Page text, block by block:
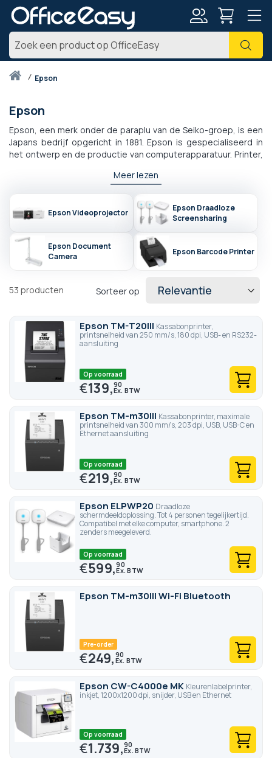
Zoek
Thuisepson
Epson
Epson, een merk onder de paraplu van de Seiko-groep, is een
Japans bedrijf opgericht in 1881. Epson is gespecialiseerd in
het ontwerp en de productie van computerapparatuur. Printer,
scala aan producten voor alle professionals die op zoek zijn
verschillende activiteitensectoren, zoals de industrie, het
onderwijs of het bedrijfsleven, en heeft een mondiale invloed.
Dankzij zijn innovatie is het marktleider geworden in
verschillende categorieën. Onder al zijn successen kunnen we
bijvoorbeeld zijn rol als 's werelds grootste fabrikant van
projectoren noemen.
Meer lezen
Epson Videoprojector
Epson Draadloze
Screensharing
Epson Document
Camera
Epson Barcode Printer
53 producten Sorteer op
Epson TM-T20III Kassabonprinter,
printsnelheid van 250 mm/s, 180 dpi, USB- en RS232-
aansluiting
Op voorraad
€139,90
Epson TM-m30III Kassabonprinter, maximale
printsnelheid van 300 mm/s, 203 dpi, USB, USB-C en
Ethernet aansluiting
Op voorraad
€219,90
Epson ELPWP20 Draadloze
schermdeeldoplossing. Tot 4 personen tegelijkertijd.
Compatibel met elke computer, smartphone. 2
zenders meegeleverd.
Op voorraad
€599,90
Epson TM-m30III Wi-Fi Bluetooth
Pre-order
€249,90
Epson CW-C4000e MK Kleurenlabelprinter,
inkjet, 1200x1200 dpi, snijder, USB en Ethernet
Op voorraad
€1.739,90